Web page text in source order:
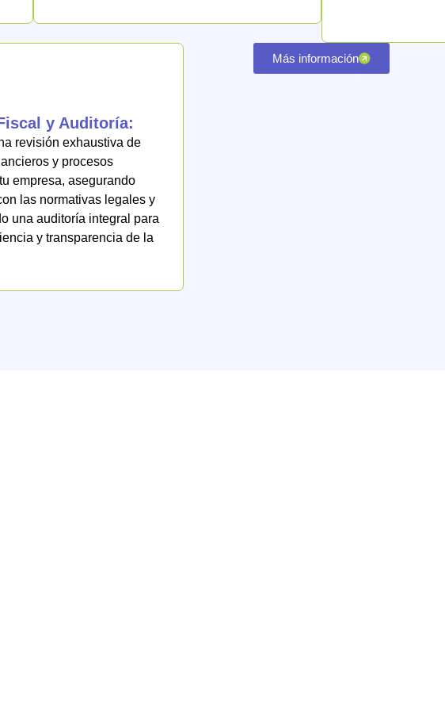
y Auditoría:
revisión exhaustiva de
y procesos
empresa, asegurando
las normativas legales y
una auditoría integral para
y transparencia de la
Más información